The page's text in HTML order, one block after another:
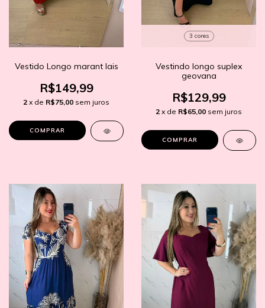
Vestido Longo marant lais
R$149,99
2 x de R$75,00 sem juros
COMPRAR
3 cores
Vestindo longo suplex
geovana
R$129,99
2 x de R$65,00 sem juros
COMPRAR